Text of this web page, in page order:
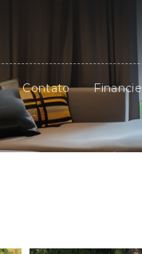
Contato Financie